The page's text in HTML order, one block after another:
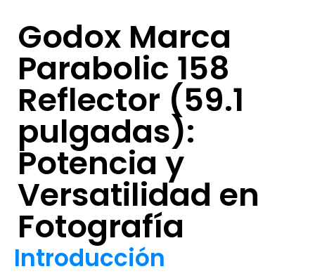
Godox Marca
Parabolic 158
Reflector (59.1
pulgadas):
Potencia y
Versatilidad en
Fotografía
Introducción